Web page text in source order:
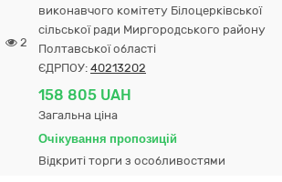
2
виконавчого комітету Білоцерківської
сільської ради Миргородського району
Полтавської області
ЄДРПОУ: 40213202
158 805 UAH
Загальна ціна
Очікування пропозицій
Відкриті торги з особливостями